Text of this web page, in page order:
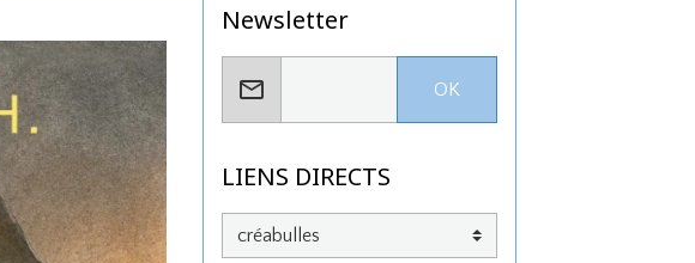
Newsletter
OK
LIENS DIRECTS